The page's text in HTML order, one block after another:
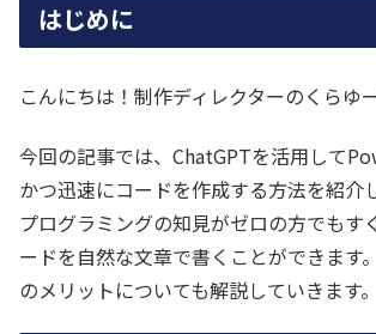
はじめに
こんにちは！制作ディレクターのくらゆ
今回の記事では、ChatGPTを活用して
かつ迅速にコードを作成する方法を紹介
プログラミングの知見がゼロの方でもす
ードを自然な文章で書くことができます
のメリットについても解説していきます。